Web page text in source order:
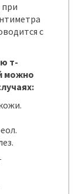
при
с
т-
можно